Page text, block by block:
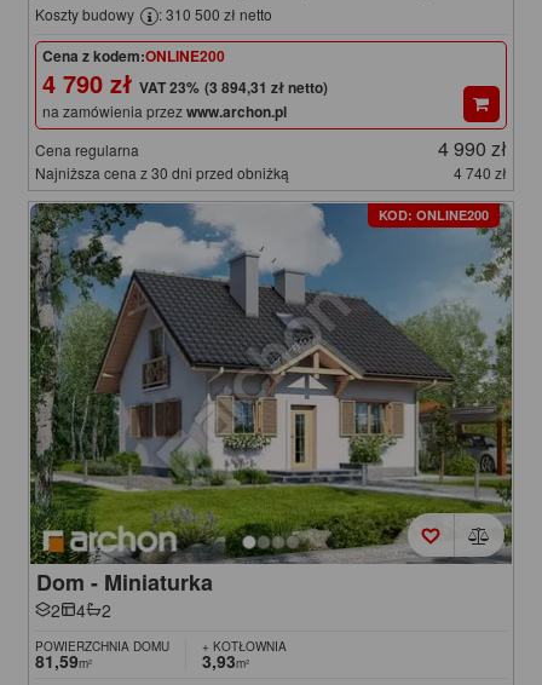
Koszty budowy
: 310 500 zł netto
Cena z kodem:ONLINE200
4 790 zł (3 894,31 zł netto)
na zamówienia przezwww.archon.pl
Cena regularna 4 990 zł
Najniższa cena z 30 dni przed obniżką 4 740 zł
KOD: ONLINE200
Dom - Miniaturka
2 4 2
POWIERZCHNIA DOMU
81,59m²
+ KOTŁOWNIA
3,93m²